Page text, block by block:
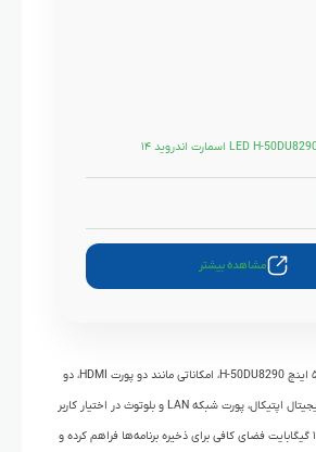
مشاهده بیشتر
با خرید تلویزیون هوریون ۵۰ اینچ H-50DU8290، امکاناتی مانند دو پورت HDMI، دو
پورت USB، خروجی صوتی دیجیتال اپتیکال، پورت شبکه LAN و بلوتوث در اختیار کاربر
قرار می‌گیرد. حافظه داخلی ۱۶ گیگابایت فضای کافی برای ذخیره برنامه‌ها فراهم کرده و